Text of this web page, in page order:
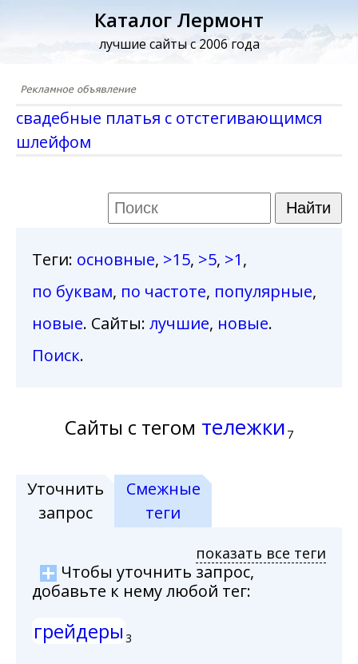
Каталог Лермонт
лучшие сайты с 2006 года
свадебные платья с отстегивающимся
шлейфом
Теги: основные, >15, >5, >1,
по буквам, по частоте, популярные,
новые. Сайты: лучшие, новые.
Поиск.
Сайты с тегом тележки 7
Уточнить
запрос
Смежные
теги
показать все теги
Чтобы уточнить запрос,
добавьте к нему любой тег:
грейдеры 3